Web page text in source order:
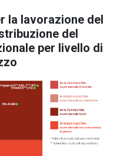
la lavorazione del
del
per livello di